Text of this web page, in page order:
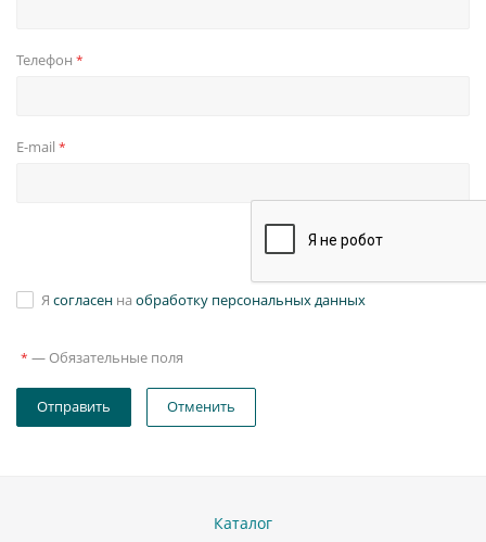
Телефон *
E-mail *
Я согласен на обработку персональных данных
* — Обязательные поля
Отправить Отменить
Каталог